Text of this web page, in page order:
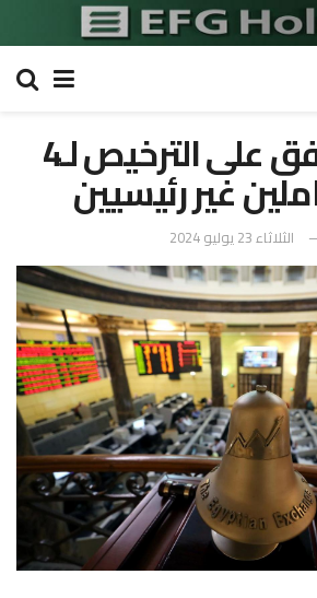
البورصة توافق على الترخيص لـ4
غير رئيسيين
الثلاثاء 23 يوليو 2024